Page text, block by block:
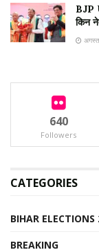
BJP
किन
640
Followers
CATEGORIES
BIHAR ELECTIONS
BREAKING